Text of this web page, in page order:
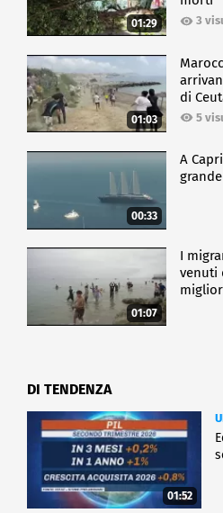
01:29 3
01:03
di
5
00:33
A
01:07
I
venuti
DI TENDENZA
01:52